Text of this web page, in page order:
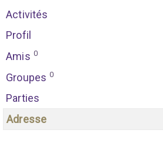
Activités
Profil
Amis 0
Groupes 0
Parties
Adresse